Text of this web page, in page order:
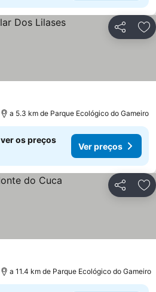
Partilhar
preços
a 5.3 km de Parque Ecológico do Gameiro
os preços
Ver preços
Partilhar
a 11.4 km de Parque Ecológico do Gameiro